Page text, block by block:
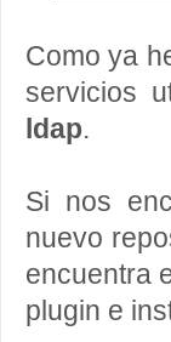
Como ya
servicios
ldap.
Si nos
nuevo
encuentra
plugin e